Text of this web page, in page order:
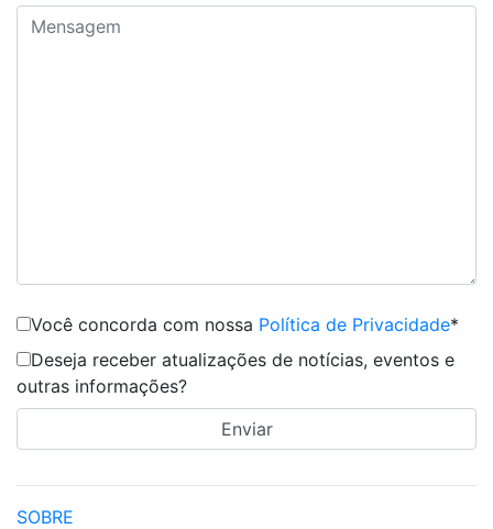
Você concorda com nossa Política de Privacidade*
Deseja receber atualizações de notícias, eventos e
outras informações?
SOBRE